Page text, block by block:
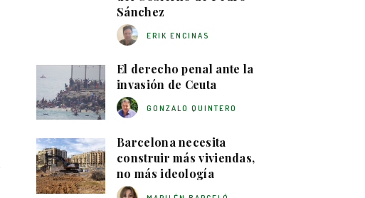
Sánchez
ERIK ENCINAS
El derecho penal ante la
invasión de Ceuta
GONZALO QUINTERO
Barcelona necesita
construir más viviendas,
no más ideología